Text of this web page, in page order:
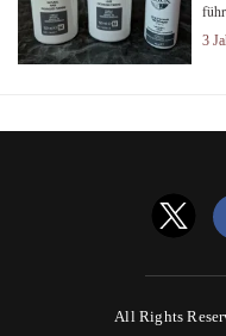
3
All Rights